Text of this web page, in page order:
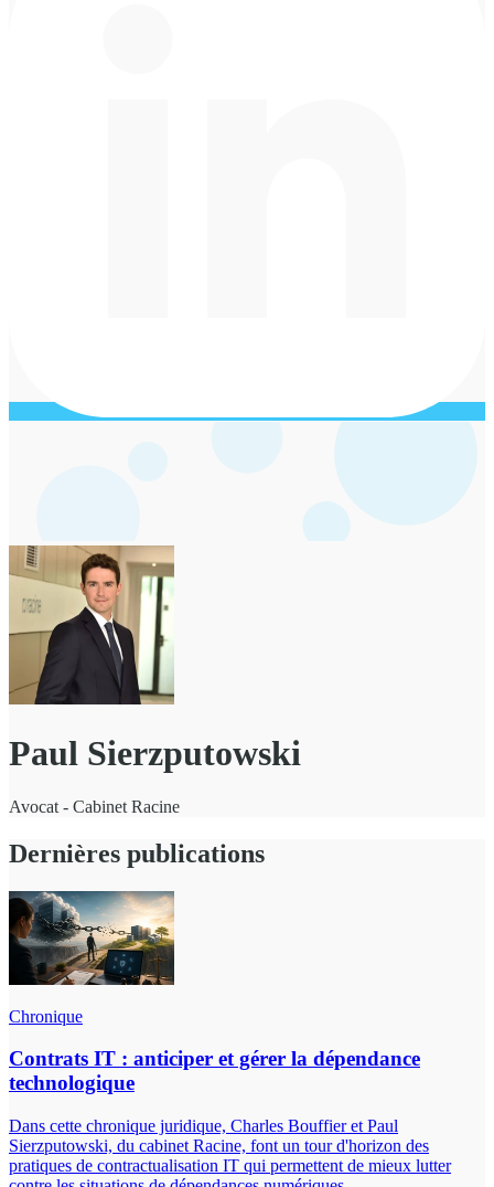
Paul Sierzputowski
Avocat - Cabinet Racine
Dernières publications
Chronique
Contrats IT : anticiper et gérer la dépendance
technologique
Dans cette chronique juridique, Charles Bouffier et Paul
Sierzputowski, du cabinet Racine, font un tour d'horizon des
pratiques de contractualisation IT qui permettent de mieux lutter